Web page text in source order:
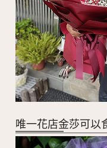
唯一花店金莎可以